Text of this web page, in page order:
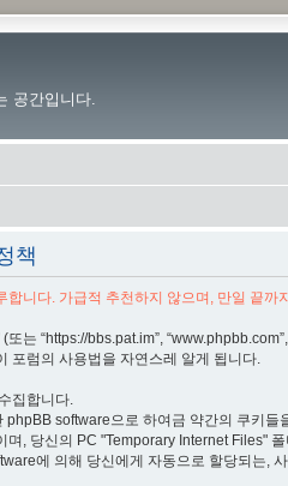
공간입니다.
책
합니다. 가급적 추천하지 않으며, 만일 끝
또는 “https://bbs.pat.im”,
포럼의 사용법을 자연스레 알게 됩니다.
집합니다.
phpBB software으로 하여금 약간의 쿠키들
며, 당신의 PC "Temporary Internet Files"
에 의해 당신에게 자동으로 할당되는,